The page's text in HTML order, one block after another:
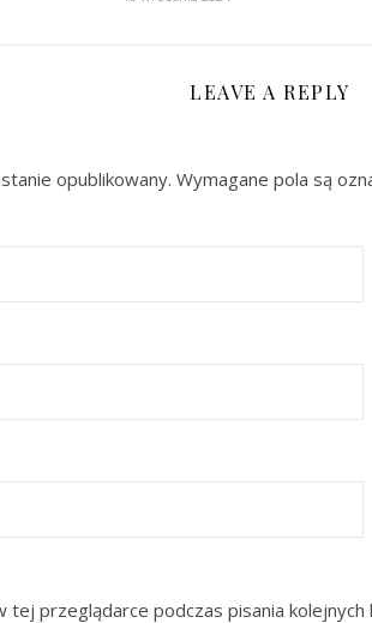
LEAVE A REPLY
opublikowany. Wymagane pola są
tej przeglądarce podczas pisania kolejnych